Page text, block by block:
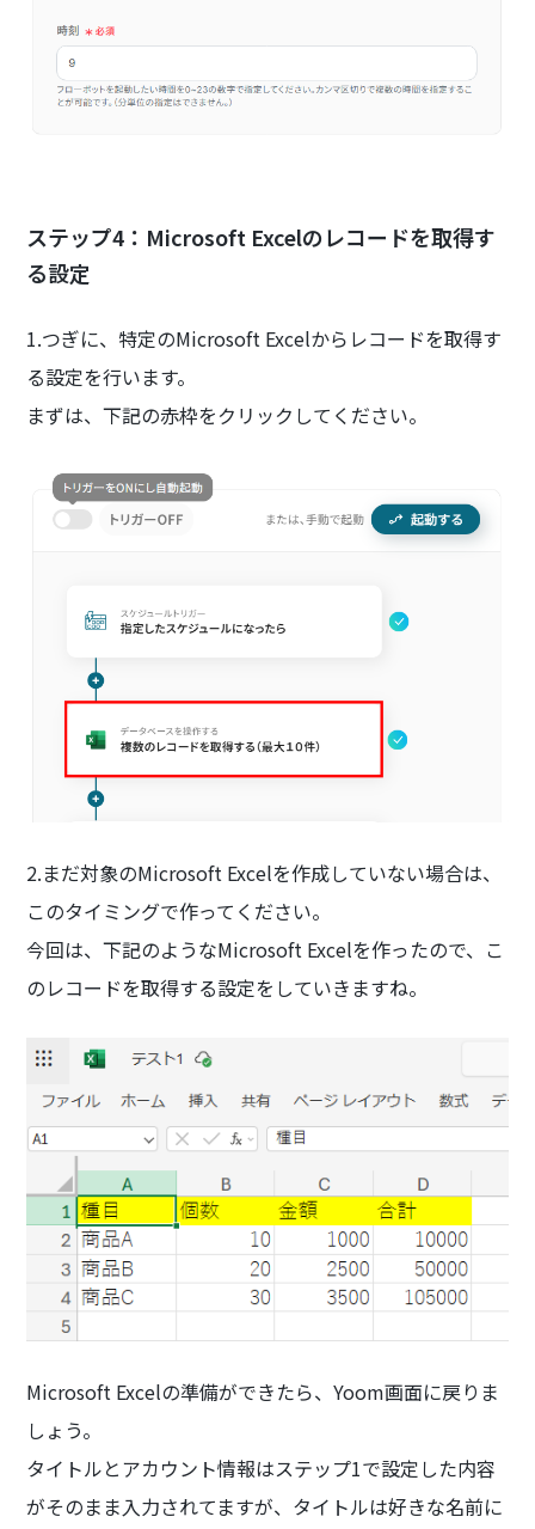
ステップ4：Microsoft Excelのレコードを取得す
る設定
1.つぎに、特定のMicrosoft Excelからレコードを取得す
る設定を行います。
まずは、下記の赤枠をクリックしてください。
2.まだ対象のMicrosoft Excelを作成していない場合は、
このタイミングで作ってください。
今回は、下記のようなMicrosoft Excelを作ったので、こ
のレコードを取得する設定をしていきますね。
Microsoft Excelの準備ができたら、Yoom画面に戻りま
しょう。
タイトルとアカウント情報はステップ1で設定した内容
がそのまま入力されてますが、タイトルは好きな名前に